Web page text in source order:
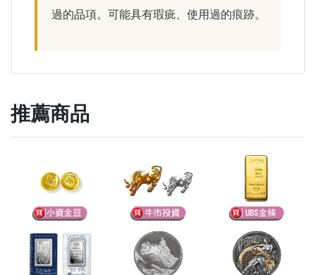
過的品項。可能具有瑕疵、使用過的痕跡。
推薦商品